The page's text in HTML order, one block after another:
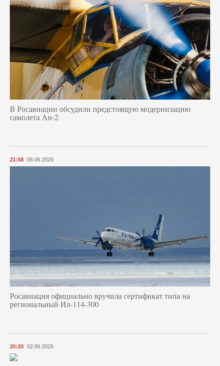
В Росавиации обсудили предстоящую модернизацию
самолета Ан-2
21:58 06.06.2026
Росавиация официально вручила сертификат типа на
региональный Ил-114-300
20:20 02.06.2026